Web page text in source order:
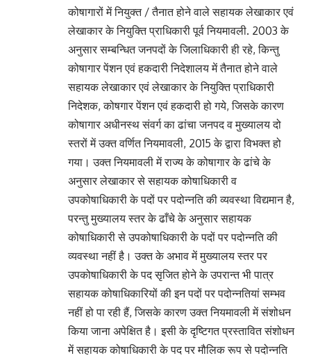
कोषागारों में नियुक्त / तैनात होने वाले सहायक लेखाकार एवं
लेखाकार के नियुक्ति प्राधिकारी पूर्व नियमावली. 2003 के
अनुसार सम्बन्धित जनपदों के जिलाधिकारी ही रहे, किन्तु
कोषागार पेंशन एवं हकदारी निदेशालय में तैनात होने वाले
सहायक लेखाकार एवं लेखाकार के नियुक्ति प्राधिकारी
निदेशक, कोषगार पेंशन एवं हकदारी हो गये, जिसके कारण
कोषागार अधीनस्थ संवर्ग का ढांचा जनपद व मुख्यालय दो
स्तरों में उक्त वर्णित नियमावली, 2015 के द्वारा विभक्त हो
गया। उक्त नियमावली में राज्य के कोषागार के ढांचे के
अनुसार लेखाकार से सहायक कोषाधिकारी व
उपकोषाधिकारी के पदों पर पदोन्नति की व्यवस्था विद्यमान है,
परन्तु मुख्यालय स्तर के ढाँचे के अनुसार सहायक
कोषाधिकारी से उपकोषाधिकारी के पदों पर पदोन्नति की
व्यवस्था नहीं है। उक्त के अभाव में मुख्यालय स्तर पर
उपकोषाधिकारी के पद सृजित होने के उपरान्त भी पात्र
सहायक कोषाधिकारियों की इन पदों पर पदोन्नतियां सम्भव
नहीं हो पा रही हैं, जिसके कारण उक्त नियमावली में संशोधन
किया जाना अपेक्षित है। इसी के दृष्टिगत प्रस्तावित संशोधन
में सहायक कोषाधिकारी के पद पर मौलिक रूप से पदोन्नति